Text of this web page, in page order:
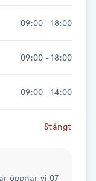
09:00 - 18:00
09:00 - 18:00
09:00 - 14:00
Stängt
öppnar vi 07